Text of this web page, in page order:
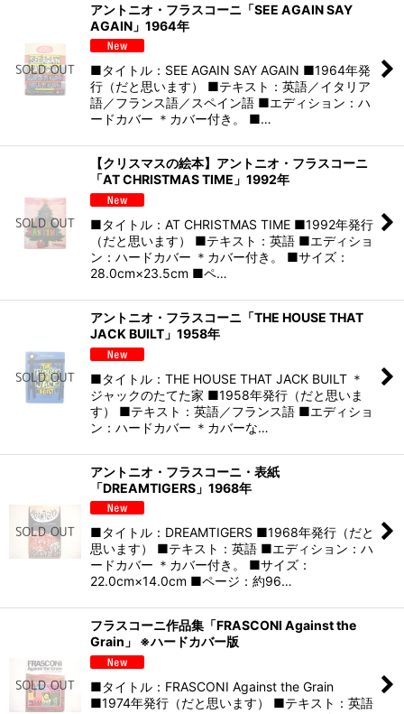
アントニオ・フラスコーニ「SEE AGAIN SAY
AGAIN」1964年
■タイトル：SEE AGAIN SAY AGAIN ■1964年発
行（だと思います） ■テキスト：英語／イタリア
語／フランス語／スペイン語 ■エディション：ハ
ードカバー ＊カバー付き。 ■…
【クリスマスの絵本】アントニオ・フラスコーニ
「AT CHRISTMAS TIME」1992年
■タイトル：AT CHRISTMAS TIME ■1992年発行
（だと思います） ■テキスト：英語 ■エディショ
ン：ハードカバー ＊カバー付き。 ■サイズ：
28.0cm×23.5cm ■ペ…
アントニオ・フラスコーニ「THE HOUSE THAT
JACK BUILT」1958年
■タイトル：THE HOUSE THAT JACK BUILT ＊
ジャックのたてた家 ■1958年発行（だと思いま
す） ■テキスト：英語／フランス語 ■エディショ
ン：ハードカバー ＊カバーな…
アントニオ・フラスコーニ・表紙
「DREAMTIGERS」1968年
■タイトル：DREAMTIGERS ■1968年発行（だと
思います） ■テキスト：英語 ■エディション：ハ
ードカバー ＊カバー付き。 ■サイズ：
22.0cm×14.0cm ■ページ：約96…
フラスコーニ作品集「FRASCONI Against the
Grain」 ※ハードカバー版
■タイトル：FRASCONI Against the Grain
■1974年発行（だと思います） ■テキスト：英語